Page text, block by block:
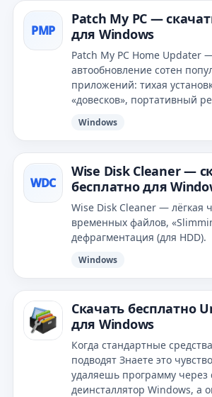
PMP
Patch My PC —
для Windows
Patch My PC Home Updater
автообновление сотен
приложений: тихая
«довесков», портативный
Windows
WDC
Wise Disk Cleaner —
бесплатно для
Wise Disk Cleaner — лёгкая
временных файлов,
дефрагментация (для HDD).
Windows
Скачать бесплатно
для Windows
Когда стандартные
подводят Знаете это
удаляешь программу через
деинсталлятор Windows, а